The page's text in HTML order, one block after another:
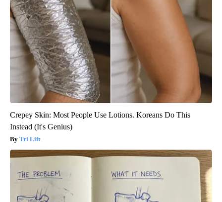
Crepey Skin: Most People Use Lotions. Koreans Do This
Instead (It's Genius)
Tri Lift